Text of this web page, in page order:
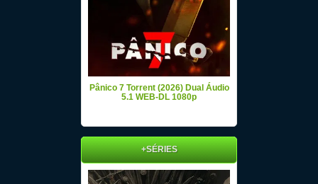
Pânico 7 Torrent (2026) Dual Áudio
5.1 WEB-DL 1080p
+SÉRIES